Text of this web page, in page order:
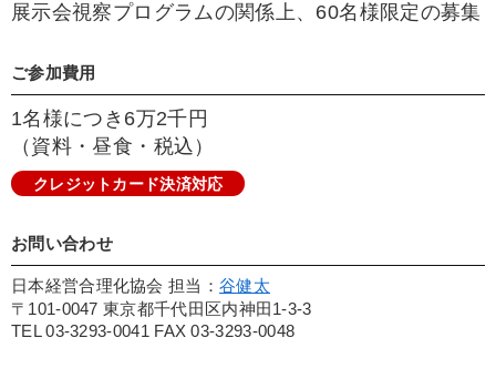
展示会視察プログラムの関係上、60名様限定の募集
ご参加費用
1名様につき6万2千円
（資料・昼食・税込）
クレジットカード決済対応
お問い合わせ
日本経営合理化協会 担当：谷健太
〒101-0047 東京都千代田区内神田1-3-3
TEL 03-3293-0041 FAX 03-3293-0048